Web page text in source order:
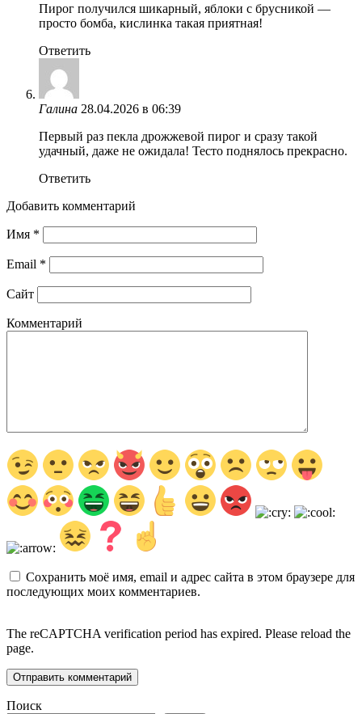
Пирог получился шикарный, яблоки с брусникой —
просто бомба, кислинка такая приятная!
Ответить
Галина 28.04.2026 в 06:39
Первый раз пекла дрожжевой пирог и сразу такой
удачный, даже не ожидала! Тесто поднялось прекрасно.
Ответить
Добавить комментарий
Имя *
Email *
Сайт
Комментарий
Сохранить моё имя, email и адрес сайта в этом браузере для
последующих моих комментариев.
The reCAPTCHA verification period has expired. Please reload the
page.
Поиск